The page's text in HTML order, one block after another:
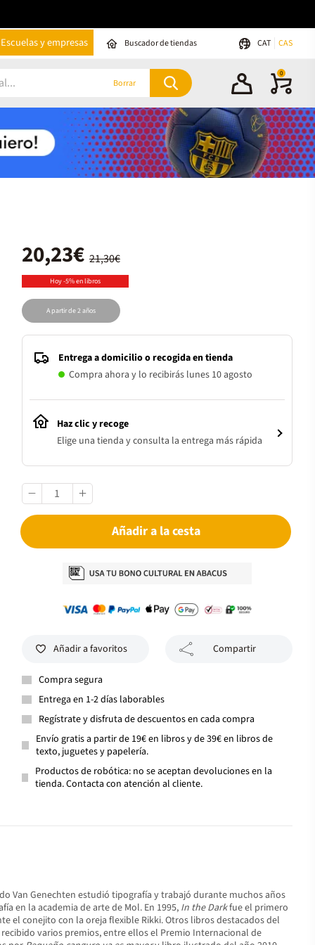
Escuelas y empresas Buscador de tiendas CAT CAS
Borrar
0
21,30€
20,23€
Hoy -5% en libros
A partir de 2 años
Entrega a domicilio o recogida en tienda
Compra ahora y lo recibirás lunes 10 agosto
Haz clic y recoge
Elige una tienda y consulta la entrega más rápida
Añadir a la cesta
Añadir a favoritos Compartir
Compra segura
Entrega en 1-2 días laborables
Regístrate y disfruta de descuentos en cada compra
Envío gratis a partir de 19€ en libros y de 39€ en libros de
texto, juguetes y papelería.
Productos de robótica: no se aceptan devoluciones en la
tienda. Contacta con atención al cliente.
Van Genechten estudió tipografía y trabajó durante muchos años
en la academia de arte de Mol. En 1995, In the Darkfue el primero
el conejito con la oreja flexible Rikki. Otros libros destacados del
varios premios, entre ellos el Premio Internacional de